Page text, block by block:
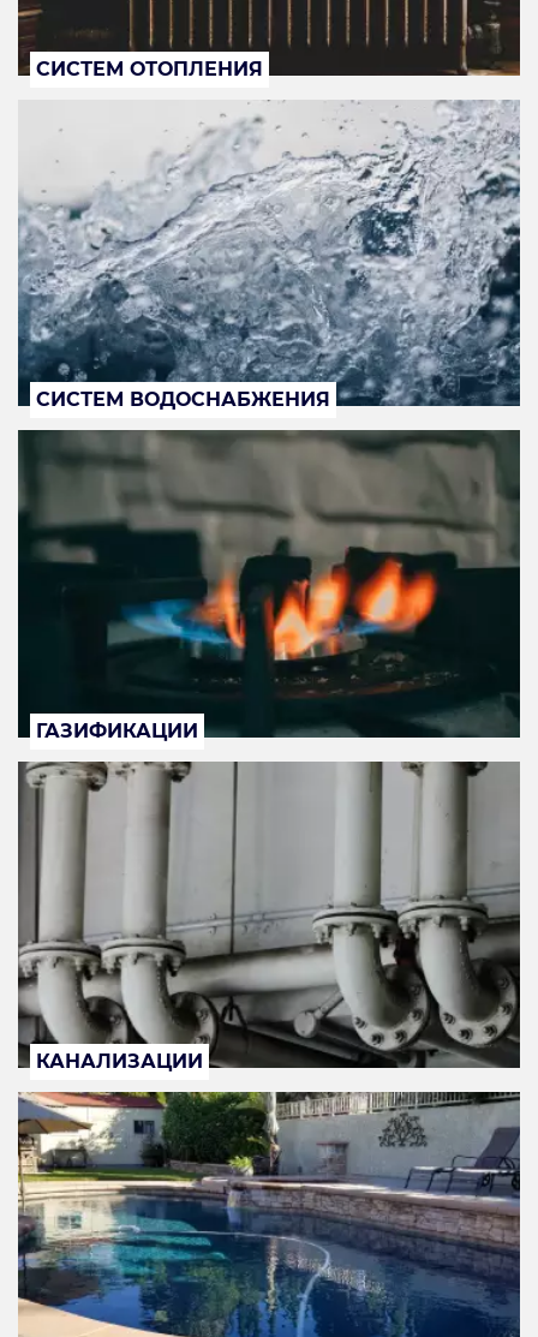
СИСТЕМ ОТОПЛЕНИЯ
СИСТЕМ ВОДОСНАБЖЕНИЯ
ГАЗИФИКАЦИИ
КАНАЛИЗАЦИИ